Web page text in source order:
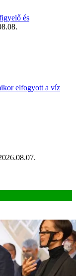
és
elfogyott a víz